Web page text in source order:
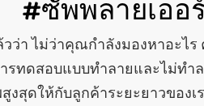
#ซัพพลายเออ
ไม่ว่าคุณกำลังมองหาอะไร
รทดสอบแบบทำลายและไม่
ดให้กับลูกค้าระยะยาวของ